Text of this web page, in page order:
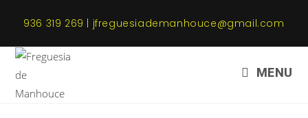
936 319 269 | jfreguesiademanhouce@gmail.com
MENU